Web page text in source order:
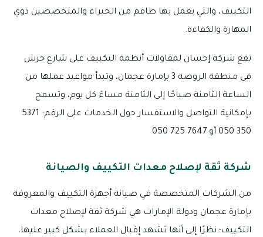
التكييف، والتي يعمل بها طاقم من الخبراء والمتخصصين ذوي
المهارة والكفاءة.
تقع شركة إحسان لمقاولات أنظمة التكييف على شارع جرش
في منطقة الروضة 3 بإمارة عجمان، وتبدأ مواعيد عملها من
الساعة الثامنة صباحًا إلى الثامنة مساءً كل يوم، وتسمح
بإمكانية التواصل والاستفسار حول الخدمات على الرقم: 5371
350 050 أو 7647 725 050
شركة ثقة لإصلاح معدات التكييف والصيانة
من الشركات المتخصصة في صيانة أجهزة التكييف والمعروفة
بإمارة عجمان ودولة الإمارات هي شركة ثقة لإصلاح معدات
التكييف؛ نظرًا إلى أنها تشهد إقبال العملاء بشكل كبير عليها،